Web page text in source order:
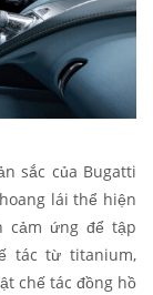
sắc của Bugatti
lái thể hiện
cảm ứng để tập
tác từ titanium,
chế tác đồng hồ